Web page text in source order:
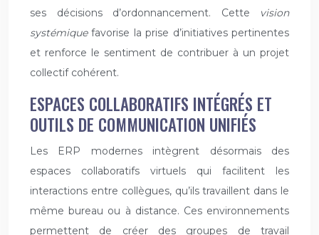
ses décisions d’ordonnancement. Cette
vision
systémiquefavorise la prise d’initiatives pertinentes
et renforce le sentiment de contribuer à un projet
collectif cohérent.
ESPACES COLLABORATIFS INTÉGRÉS ET
OUTILS DE COMMUNICATION UNIFIÉS
Les ERP modernes intègrent désormais des
espaces collaboratifs virtuels qui facilitent les
interactions entre collègues, qu’ils travaillent dans le
même bureau ou à distance. Ces environnements
permettent de créer des groupes de travail